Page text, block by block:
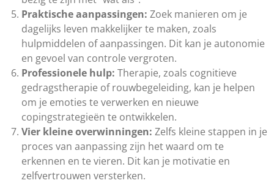
Praktische aanpassingen: Zoek manieren om je
dagelijks leven makkelijker te maken, zoals
hulpmiddelen of aanpassingen. Dit kan je autonomie
en gevoel van controle vergroten.
Professionele hulp: Therapie, zoals cognitieve
gedragstherapie of rouwbegeleiding, kan je helpen
om je emoties te verwerken en nieuwe
copingstrategieën te ontwikkelen.
Vier kleine overwinningen: Zelfs kleine stappen in je
proces van aanpassing zijn het waard om te
erkennen en te vieren. Dit kan je motivatie en
zelfvertrouwen versterken.